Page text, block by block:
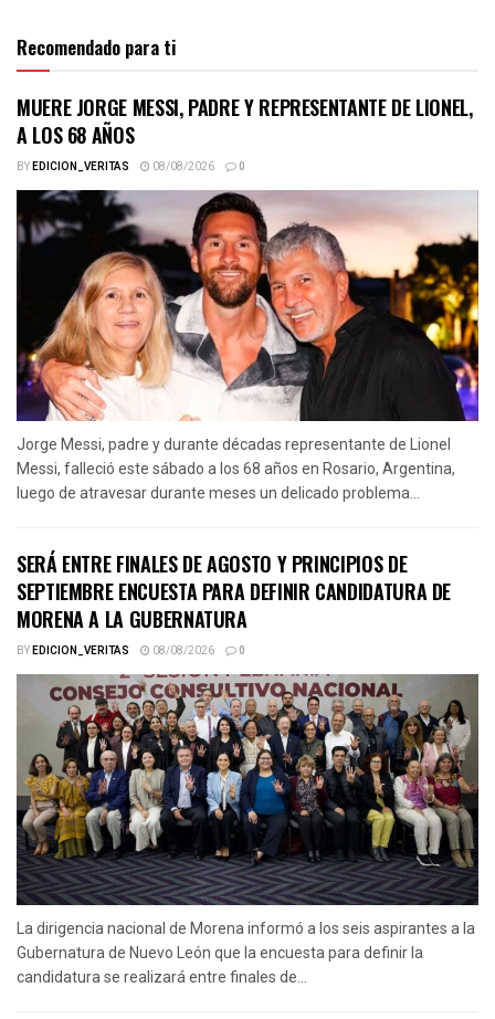
Recomendado para ti
MUERE JORGE MESSI, PADRE Y REPRESENTANTE DE LIONEL,
A LOS 68 AÑOS
BYEDICION_VERITAS 08/08/2026 0
Jorge Messi, padre y durante décadas representante de Lionel
Messi, falleció este sábado a los 68 años en Rosario, Argentina,
luego de atravesar durante meses un delicado problema...
SERÁ ENTRE FINALES DE AGOSTO Y PRINCIPIOS DE
SEPTIEMBRE ENCUESTA PARA DEFINIR CANDIDATURA DE
MORENA A LA GUBERNATURA
BYEDICION_VERITAS 08/08/2026 0
La dirigencia nacional de Morena informó a los seis aspirantes a la
Gubernatura de Nuevo León que la encuesta para definir la
candidatura se realizará entre finales de...